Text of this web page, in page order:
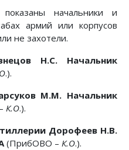
начальники и
армий или корпусов
не захотели.
Н.С. Начальник
.).
М.М. Начальник
К.О.).
Дорофеев Н.В.
(ПрибОВО – К.О.).